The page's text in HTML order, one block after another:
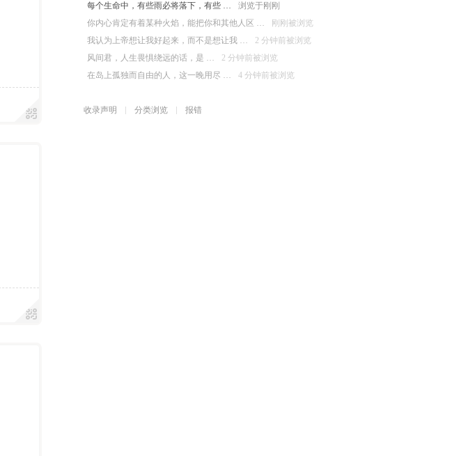
每个生命中，有些雨必将落下，有些 …
浏览于刚刚
你内心肯定有着某种火焰，能把你和其他人区 …
刚刚被浏览
我认为上帝想让我好起来，而不是想让我 …
2 分钟前被浏览
风间君，人生畏惧绕远的话，是 …
2 分钟前被浏览
在岛上孤独而自由的人，这一晚用尽 …
4 分钟前被浏览
收录声明 分类浏览 报错